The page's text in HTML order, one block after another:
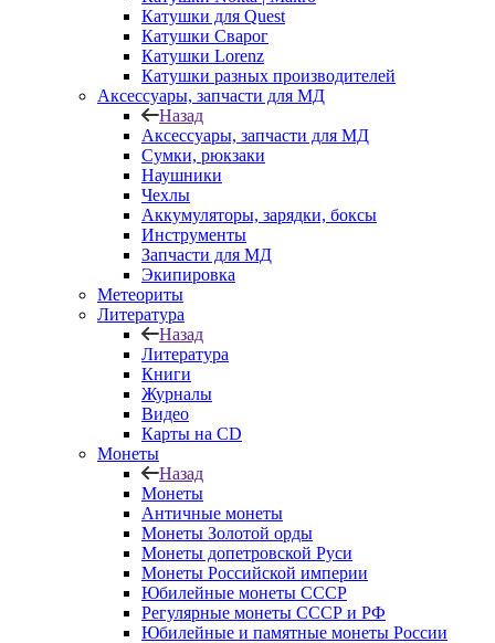
Катушки для Quest
Катушки Сварог
Катушки Lorenz
Катушки разных производителей
Аксессуары, запчасти для МД
Назад
Аксессуары, запчасти для МД
Сумки, рюкзаки
Наушники
Чехлы
Аккумуляторы, зарядки, боксы
Инструменты
Запчасти для МД
Экипировка
Метеориты
Литература
Назад
Литература
Книги
Журналы
Видео
Карты на CD
Монеты
Назад
Монеты
Античные монеты
Монеты Золотой орды
Монеты допетровской Руси
Монеты Российской империи
Юбилейные монеты СССР
Регулярные монеты СССР и РФ
Юбилейные и памятные монеты России